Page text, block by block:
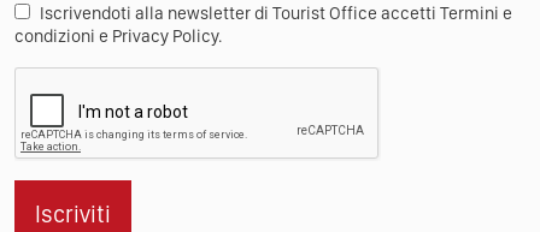
Iscrivendoti alla newsletter di Tourist Office accetti Termini e
condizioni e Privacy Policy.
Iscriviti